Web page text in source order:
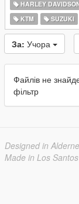
HARLEY
KTM
SUZUKI
За: Учора
Файлів не
фільтр
Designed in
Made in Los Santos